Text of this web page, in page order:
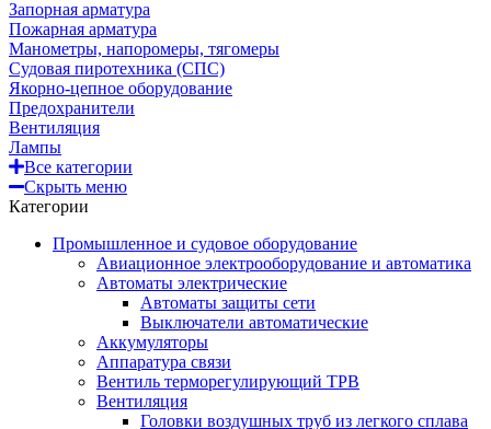
Запорная арматура
Пожарная арматура
Манометры, напоромеры, тягомеры
Судовая пиротехника (СПС)
Якорно-цепное оборудование
Предохранители
Вентиляция
Лампы
Все категории
Скрыть меню
Категории
Промышленное и судовое оборудование
Авиационное электрооборудование и автоматика
Автоматы электрические
Автоматы защиты сети
Выключатели автоматические
Аккумуляторы
Аппаратура связи
Вентиль терморегулирующий ТРВ
Вентиляция
Головки воздушных труб из легкого сплава